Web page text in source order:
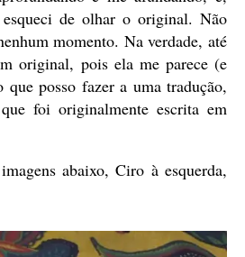
esqueci de olhar o original. Não
momento. Na verdade, até
original, pois ela me parece (e
posso fazer a uma tradução,
foi originalmente escrita em
abaixo, Ciro à esquerda,